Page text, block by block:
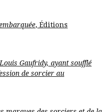
, Éditions
Gaufridy, ayant soufflé
de sorcier au